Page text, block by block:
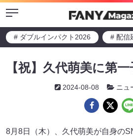
Menu
# ダブルインパクト2026 # 配信
【祝】久代萌美に第
2024-08-08 ニュ
8月8日（木）、久代萌美が自身の